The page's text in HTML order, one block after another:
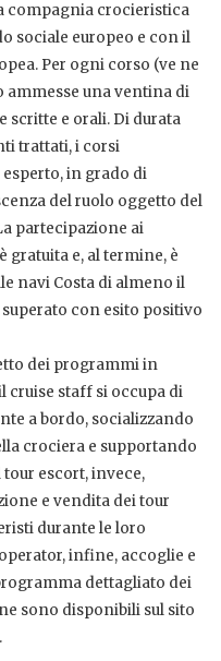
compagnia crocieristica
sociale europeo e con il
Per ogni corso (ve ne
ammesse una ventina di
scritte e orali. Di durata
trattati, i corsi
in grado di
del ruolo oggetto del
partecipazione ai
gratuita e, al termine, è
navi Costa di almeno il
con esito positivo
dei programmi in
cruise staff si occupa di
a bordo, socializzando
crociera e supportando
escort, invece,
e vendita dei tour
durante le loro
infine, accoglie e
dettagliato dei
sono disponibili sul sito